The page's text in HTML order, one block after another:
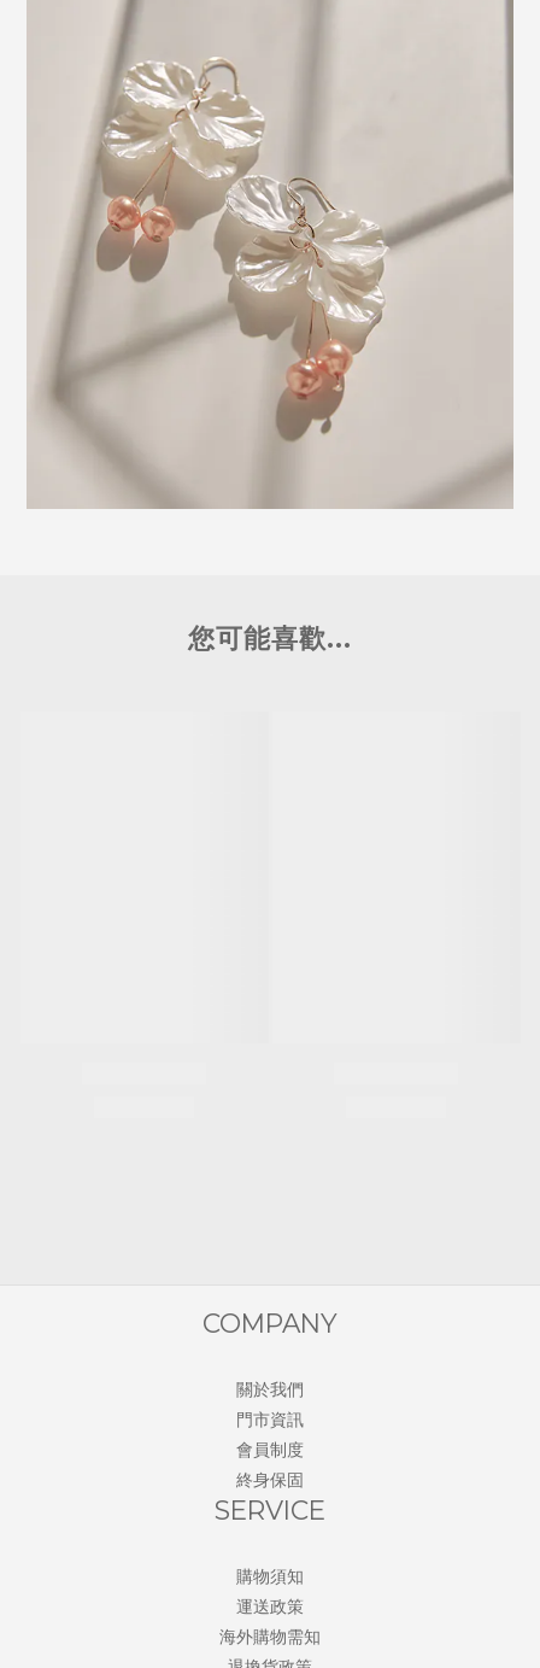
您可能喜歡...
COMPANY
關於我們
門市資訊
會員制度
終身保固
SERVICE
購物須知
運送政策
海外購物需知